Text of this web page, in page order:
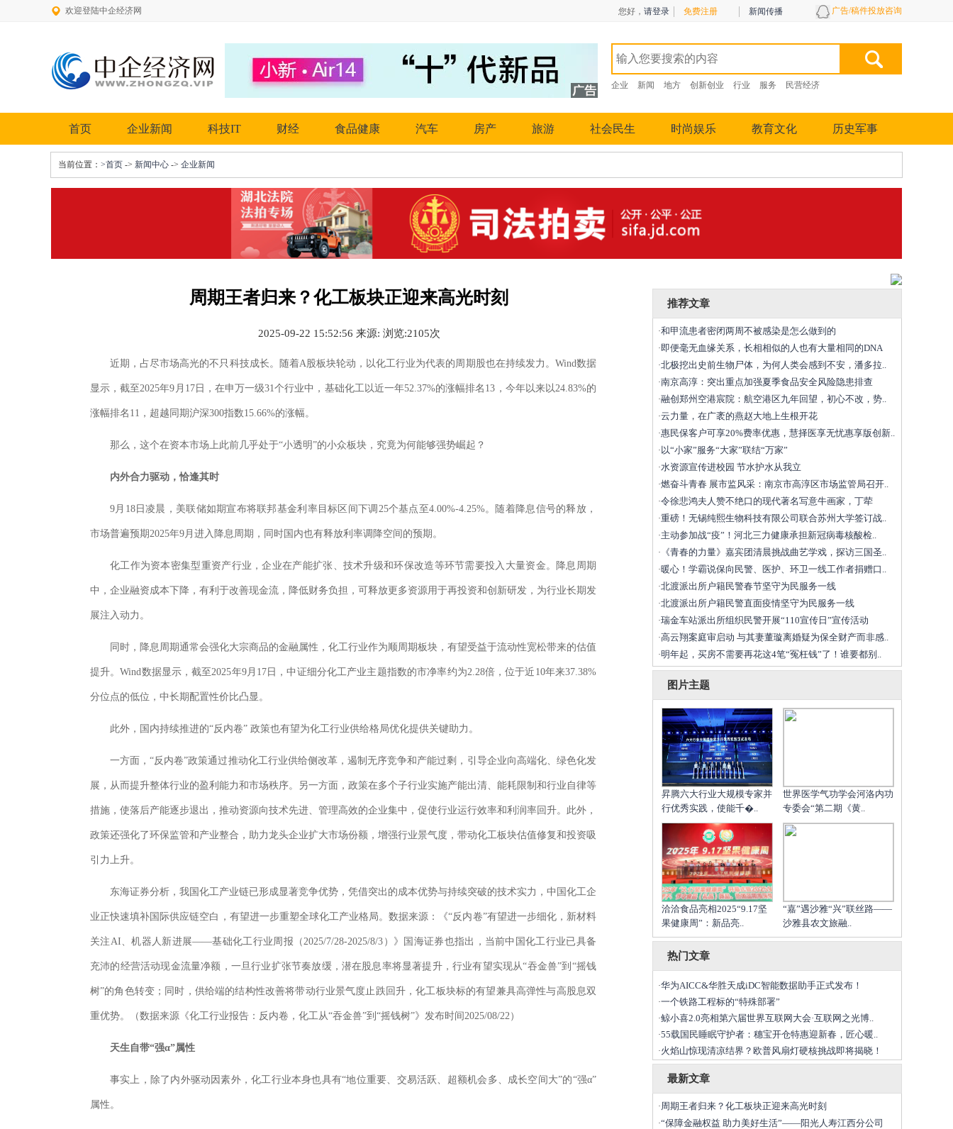
欢迎登陆中企经济网 您好， 请登录 免费注册 新闻传播 广告/稿件投放咨询
企业 新闻 地方 创新创业 行业 服务 民营经济
首页 企业新闻 科技IT 财经 食品健康 汽车 房产 旅游 社会民生 时尚娱乐 教育文化 历史军事
当前位置： >首页 -> 新闻中心 -> 企业新闻
周期王者归来？化工板块正迎来高光时刻
2025-09-22 15:52:56 来源: 浏览:2105次
近期，占尽市场高光的不只科技成长。随着A股板块轮动，以化工行业为代表的周期股也在持续发力。Wind数据
显示，截至2025年9月17日，在申万一级31个行业中，基础化工以近一年52.37%的涨幅排名13，今年以来以24.83%的
涨幅排名11，超越同期沪深300指数15.66%的涨幅。
那么，这个在资本市场上此前几乎处于“小透明”的小众板块，究竟为何能够强势崛起？
内外合力驱动，恰逢其时
9月18日凌晨，美联储如期宣布将联邦基金利率目标区间下调25个基点至4.00%-4.25%。随着降息信号的释放，
市场普遍预期2025年9月进入降息周期，同时国内也有释放利率调降空间的预期。
化工作为资本密集型重资产行业，企业在产能扩张、技术升级和环保改造等环节需要投入大量资金。降息周期
中，企业融资成本下降，有利于改善现金流，降低财务负担，可释放更多资源用于再投资和创新研发，为行业长期发
展注入动力。
同时，降息周期通常会强化大宗商品的金融属性，化工行业作为顺周期板块，有望受益于流动性宽松带来的估值
提升。Wind数据显示，截至2025年9月17日，中证细分化工产业主题指数的市净率约为2.28倍，位于近10年来37.38%
分位点的低位，中长期配置性价比凸显。
此外，国内持续推进的“反内卷” 政策也有望为化工行业供给格局优化提供关键助力。
一方面，“反内卷”政策通过推动化工行业供给侧改革，遏制无序竞争和产能过剩，引导企业向高端化、绿色化发
展，从而提升整体行业的盈利能力和市场秩序。另一方面，政策在多个子行业实施产能出清、能耗限制和行业自律等
措施，使落后产能逐步退出，推动资源向技术先进、管理高效的企业集中，促使行业运行效率和利润率回升。此外，
政策还强化了环保监管和产业整合，助力龙头企业扩大市场份额，增强行业景气度，带动化工板块估值修复和投资吸
引力上升。
东海证券分析，我国化工产业链已形成显著竞争优势，凭借突出的成本优势与持续突破的技术实力，中国化工企
业正快速填补国际供应链空白，有望进一步重塑全球化工产业格局。数据来源：《“反内卷”有望进一步细化，新材料
关注AI、机器人新进展——基础化工行业周报（2025/7/28-2025/8/3）》国海证券也指出，当前中国化工行业已具备
充沛的经营活动现金流量净额，一旦行业扩张节奏放缓，潜在股息率将显著提升，行业有望实现从“吞金兽”到“摇钱
树”的角色转变；同时，供给端的结构性改善将带动行业景气度止跌回升，化工板块标的有望兼具高弹性与高股息双
重优势。（数据来源《化工行业报告：反内卷，化工从“吞金兽”到“摇钱树”》发布时间2025/08/22）
天生自带“强α”属性
事实上，除了内外驱动因素外，化工行业本身也具有“地位重要、交易活跃、超额机会多、成长空间大”的“强α”
属性。
推荐文章
·和甲流患者密闭两周不被感染是怎么做到的
·即便毫无血缘关系，长相相似的人也有大量相同的DNA
·北极挖出史前生物尸体，为何人类会感到不安，潘多拉..
·南京高淳：突出重点加强夏季食品安全风险隐患排查
·融创郑州空港宸院：航空港区九年回望，初心不改，势..
·云力量，在广袤的燕赵大地上生根开花
·惠民保客户可享20%费率优惠，慧择医享无忧惠享版创新..
· 以“小家”服务“大家”联结“万家”
·水资源宣传进校园 节水护水从我立
·燃奋斗青春 展市监风采：南京市高淳区市场监管局召开..
·令徐悲鸿夫人赞不绝口的现代著名写意牛画家，丁荦
·重磅！无锡纯熙生物科技有限公司联合苏州大学签订战..
·主动参加战“疫”！河北三力健康承担新冠病毒核酸检..
· 《青春的力量》嘉宾团清晨挑战曲艺学戏，探访三国圣..
·暖心！学霸说保向民警、医护、环卫一线工作者捐赠口..
·北渡派出所户籍民警春节坚守为民服务一线
·北渡派出所户籍民警直面疫情坚守为民服务一线
·瑞金车站派出所组织民警开展“110宣传日”宣传活动
·高云翔案庭审启动 与其妻董璇离婚疑为保全财产而非感..
·明年起，买房不需要再花这4笔“冤枉钱”了！谁要都别..
图片主题
昇腾六大行业大规模专家并
行优秀实践，使能千�..
世界医学气功学会河洛内功
专委会“第二期《黄..
洽洽食品亮相2025“9.17坚
果健康周”：新品亮..
“嘉”遇沙雅“兴”联丝路——
沙雅县农文旅融..
热门文章
·华为AICC&华胜天成iDC智能数据助手正式发布！
·一个铁路工程标的“特殊部署”
·鲸小喜2.0亮相第六届世界互联网大会·互联网之光博..
·55载国民睡眠守护者：穗宝开仓特惠迎新春，匠心暖..
·火焰山惊现清凉结界？欧普风扇灯硬核挑战即将揭晓！
最新文章
·周期王者归来？化工板块正迎来高光时刻
·“保障金融权益 助力美好生活”——阳光人寿江西分公司